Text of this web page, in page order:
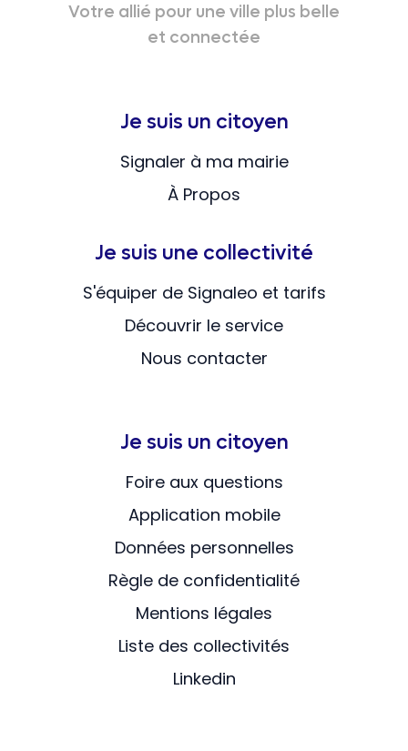
Votre allié pour une ville plus belle
et connectée
Je suis un citoyen
Signaler à ma mairie
À Propos
Je suis une collectivité
S'équiper de Signaleo et tarifs
Découvrir le service
Nous contacter
Je suis un citoyen
Foire aux questions
Application mobile
Données personnelles
Règle de confidentialité
Mentions légales
Liste des collectivités
Linkedin